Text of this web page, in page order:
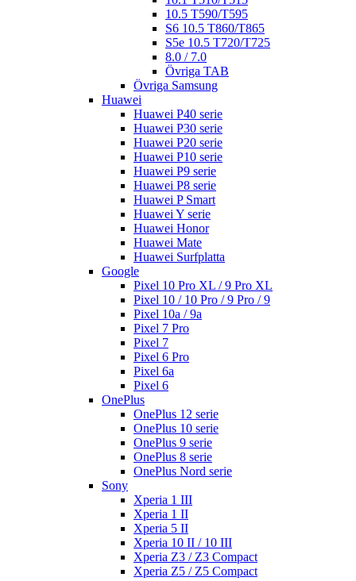
10.5 T590/T595
S6 10.5 T860/T865
S5e 10.5 T720/T725
8.0 / 7.0
Övriga TAB
Övriga Samsung
Huawei
Huawei P40 serie
Huawei P30 serie
Huawei P20 serie
Huawei P10 serie
Huawei P9 serie
Huawei P8 serie
Huawei P Smart
Huawei Y serie
Huawei Honor
Huawei Mate
Huawei Surfplatta
Google
Pixel 10 Pro XL / 9 Pro XL
Pixel 10 / 10 Pro / 9 Pro / 9
Pixel 10a / 9a
Pixel 7 Pro
Pixel 7
Pixel 6 Pro
Pixel 6a
Pixel 6
OnePlus
OnePlus 12 serie
OnePlus 10 serie
OnePlus 9 serie
OnePlus 8 serie
OnePlus Nord serie
Sony
Xperia 1 III
Xperia 1 II
Xperia 5 II
Xperia 10 II / 10 III
Xperia Z3 / Z3 Compact
Xperia Z5 / Z5 Compact